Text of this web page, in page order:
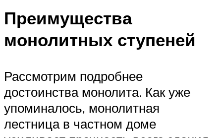
Преимущества
монолитных ступеней
Рассмотрим подробнее
достоинства монолита. Как уже
упоминалось, монолитная
лестница в частном доме